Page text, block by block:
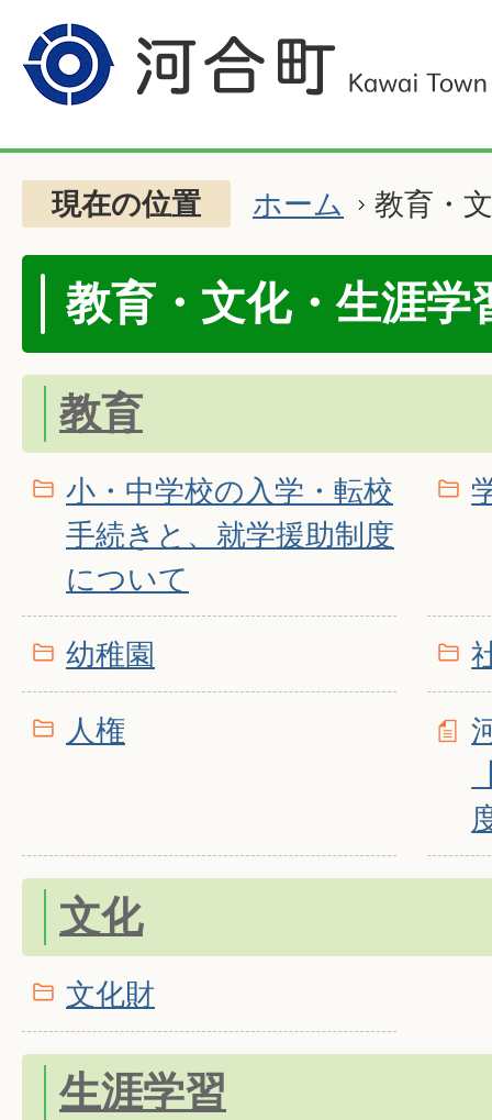
現在の位置 ホーム 教育・
教育・文化・生涯学
教育
小・中学校の入学・転校
手続きと、就学援助制度
について
幼稚園
人権
文化
文化財
生涯学習